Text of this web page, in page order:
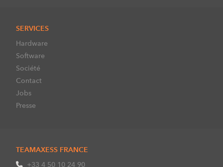
SERVICES
Hardware
Software
Société
Contact
Jobs
Presse
TEAMAXESS FRANCE
+33 4 50 10 24 90